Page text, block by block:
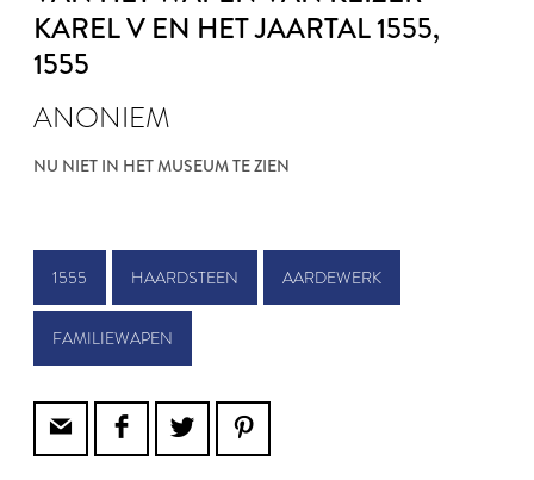
KAREL V EN HET JAARTAL 1555,
1555
ANONIEM
NU NIET IN HET MUSEUM TE ZIEN
1555 HAARDSTEEN AARDEWERK
FAMILIEWAPEN